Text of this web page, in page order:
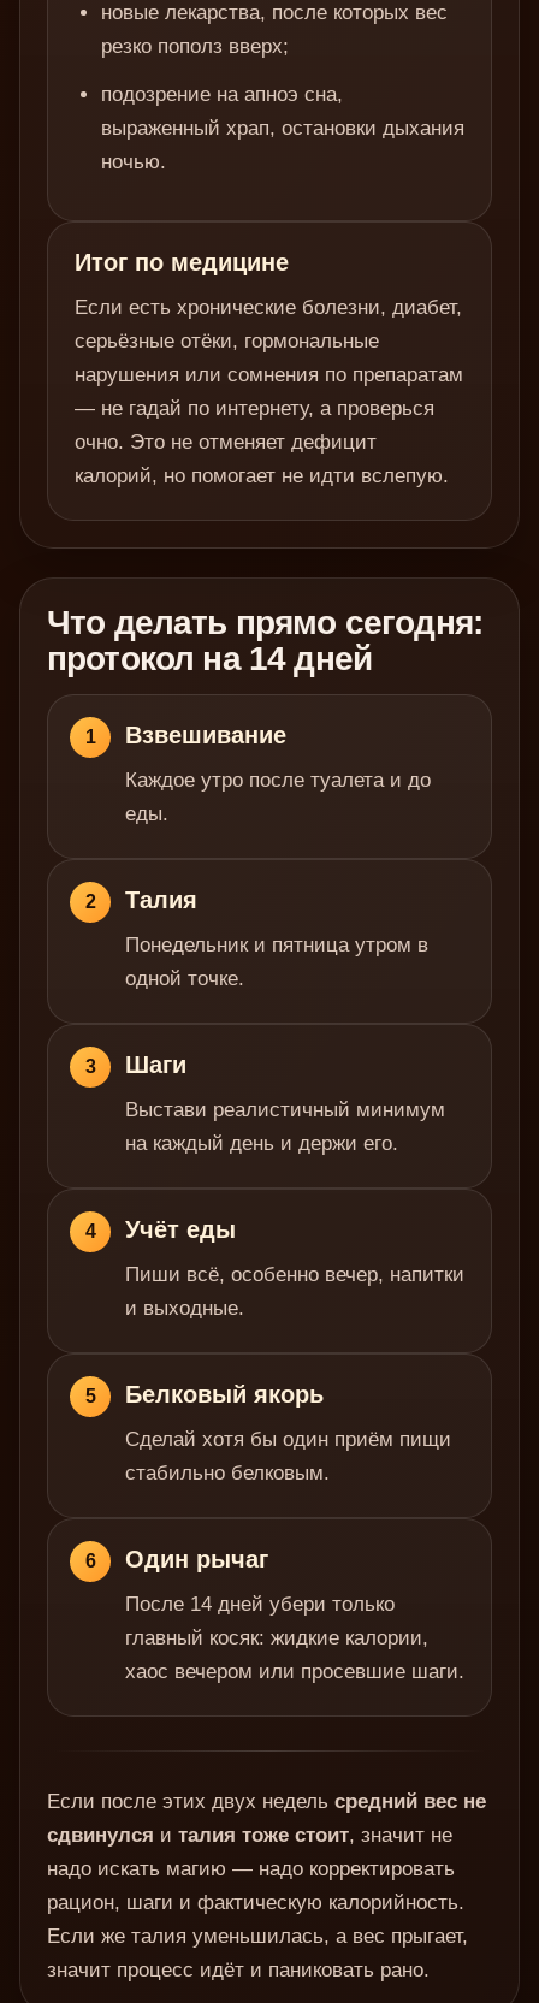
новые лекарства, после которых вес
резко пополз вверх;
подозрение на апноэ сна,
выраженный храп, остановки дыхания
ночью.
Итог по медицине
Если есть хронические болезни, диабет,
серьёзные отёки, гормональные
нарушения или сомнения по препаратам
— не гадай по интернету, а проверься
очно. Это не отменяет дефицит
калорий, но помогает не идти вслепую.
Что делать прямо сегодня:
протокол на 14 дней
1 Взвешивание
Каждое утро после туалета и до
еды.
2 Талия
Понедельник и пятница утром в
одной точке.
3 Шаги
Выстави реалистичный минимум
на каждый день и держи его.
4 Учёт еды
Пиши всё, особенно вечер, напитки
и выходные.
5 Белковый якорь
Сделай хотя бы один приём пищи
стабильно белковым.
6 Один рычаг
После 14 дней убери только
главный косяк: жидкие калории,
хаос вечером или просевшие шаги.
Если после этих двух недель средний вес не
сдвинулся и талия тоже стоит, значит не
надо искать магию — надо корректировать
рацион, шаги и фактическую калорийность.
Если же талия уменьшилась, а вес прыгает,
значит процесс идёт и паниковать рано.